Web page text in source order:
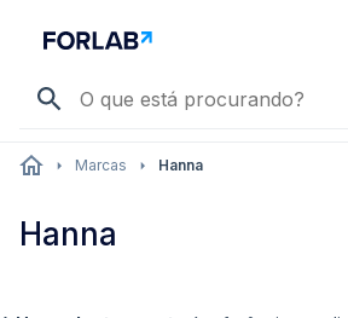
Marcas Hanna
Hanna